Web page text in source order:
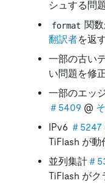
シュする問
format 関
翻訳者を返
一部の古い
い問題を修
一部のエッ
＃5409 @
IPv6 ＃5247
TiFlash が動
並列集計＃
TiFlash が